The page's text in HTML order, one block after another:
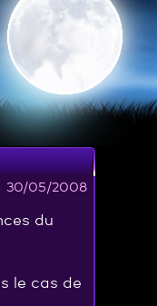
30/05/2008
du
le cas de